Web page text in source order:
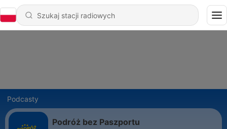
Podcasty
Podróż bez Paszportu